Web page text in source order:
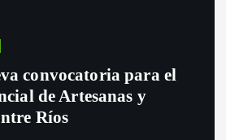
convocatoria para el
de Artesanas y
Ríos